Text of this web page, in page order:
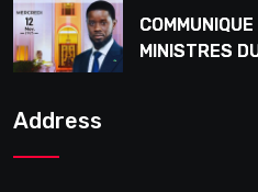
MINISTRES
Address